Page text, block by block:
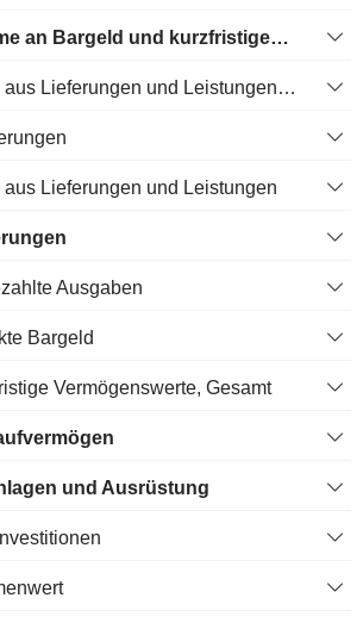
Gesamtsumme an Bargeld und kurzfristigen Investitionen
Forderungen aus Lieferungen und Leistungen, Gesamt
aus Lieferungen und Leistungen
Ausgaben
Bargeld
Vermögenswerte, Gesamt
und Ausrüstung